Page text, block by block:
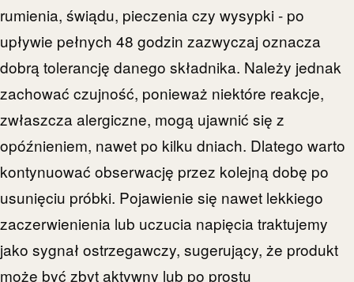
rumienia, świądu, pieczenia czy wysypki - po
upływie pełnych 48 godzin zazwyczaj oznacza
dobrą tolerancję danego składnika. Należy jednak
zachować czujność, ponieważ niektóre reakcje,
zwłaszcza alergiczne, mogą ujawnić się z
opóźnieniem, nawet po kilku dniach. Dlatego warto
kontynuować obserwację przez kolejną dobę po
usunięciu próbki. Pojawienie się nawet lekkiego
zaczerwienienia lub uczucia napięcia traktujemy
jako sygnał ostrzegawczy, sugerujący, że produkt
może być zbyt aktywny lub po prostu